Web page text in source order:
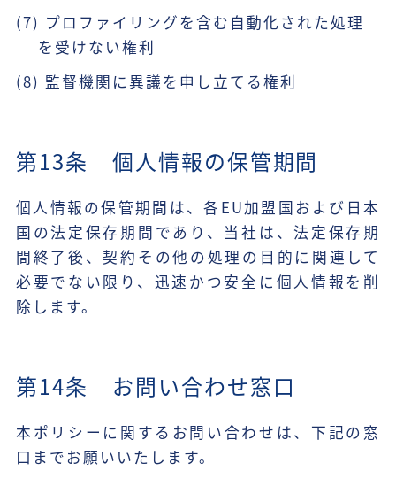
(7) プロファイリングを含む自動化された処理
を受けない権利
(8) 監督機関に異議を申し立てる権利
第13条 個人情報の保管期間
個人情報の保管期間は、各EU加盟国および日本
国の法定保存期間であり、当社は、法定保存期
間終了後、契約その他の処理の目的に関連して
必要でない限り、迅速かつ安全に個人情報を削
除します。
第14条 お問い合わせ窓口
本ポリシーに関するお問い合わせは、下記の窓
口までお願いいたします。